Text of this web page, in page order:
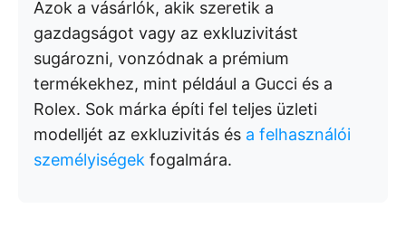
Azok a vásárlók, akik szeretik a
gazdagságot vagy az exkluzivitást
sugározni, vonzódnak a prémium
termékekhez, mint például a Gucci és a
Rolex. Sok márka építi fel teljes üzleti
modelljét az exkluzivitás és a felhasználói
személyiségek fogalmára.